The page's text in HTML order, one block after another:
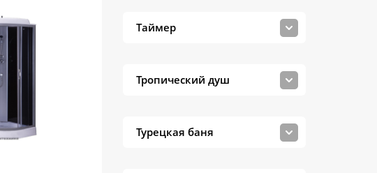
Таймер
Тропический душ
Турецкая баня